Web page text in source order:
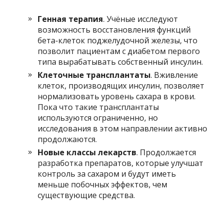
Генная терапия. Учёные исследуют
возможность восстановления функций
бета-клеток поджелудочной железы, что
позволит пациентам с диабетом первого
типа вырабатывать собственный инсулин.
Клеточные трансплантаты. Вживление
клеток, производящих инсулин, позволяет
нормализовать уровень сахара в крови.
Пока что такие трансплантаты
используются ограниченно, но
исследования в этом направлении активно
продолжаются.
Новые классы лекарств. Продолжается
разработка препаратов, которые улучшат
контроль за сахаром и будут иметь
меньше побочных эффектов, чем
существующие средства.